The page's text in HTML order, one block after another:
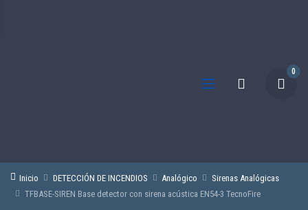
0
Inicio DETECCIÓN DE INCENDIOS Analógico
Sirenas Analógicas
TFBASE-SIREN Base detector con sirena acústica EN54-3 TecnoFire